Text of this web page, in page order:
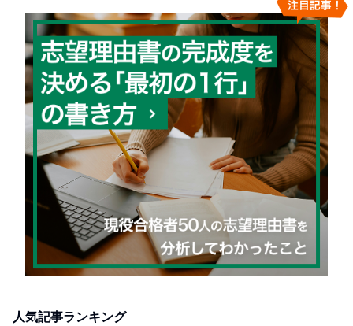
人気記事ランキング